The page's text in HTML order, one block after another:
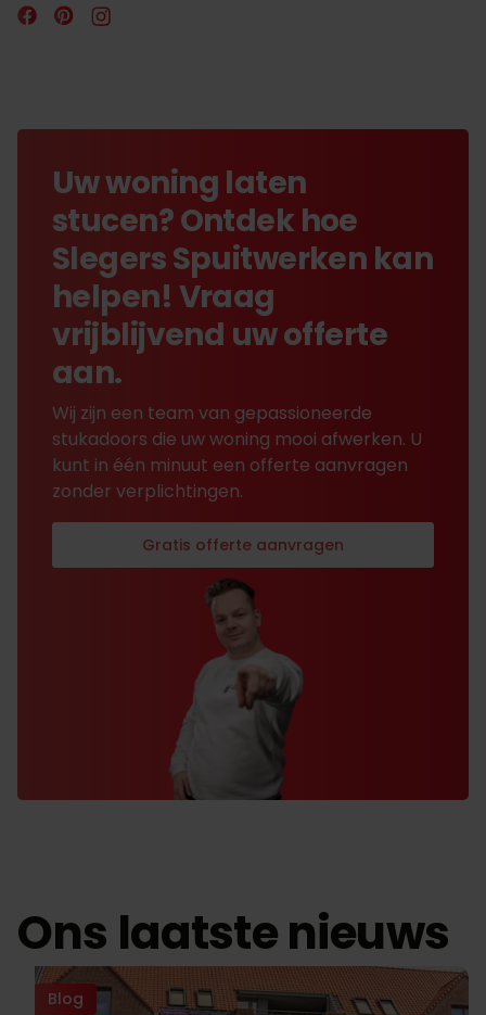
Uw woning laten
stucen? Ontdek hoe
Slegers Spuitwerken kan
helpen! Vraag
vrijblijvend uw offerte
aan.
Wij zijn een team van gepassioneerde
stukadoors die uw woning mooi afwerken. U
kunt in één minuut een offerte aanvragen
zonder verplichtingen.
Gratis offerte aanvragen
Ons laatste nieuws
Blog